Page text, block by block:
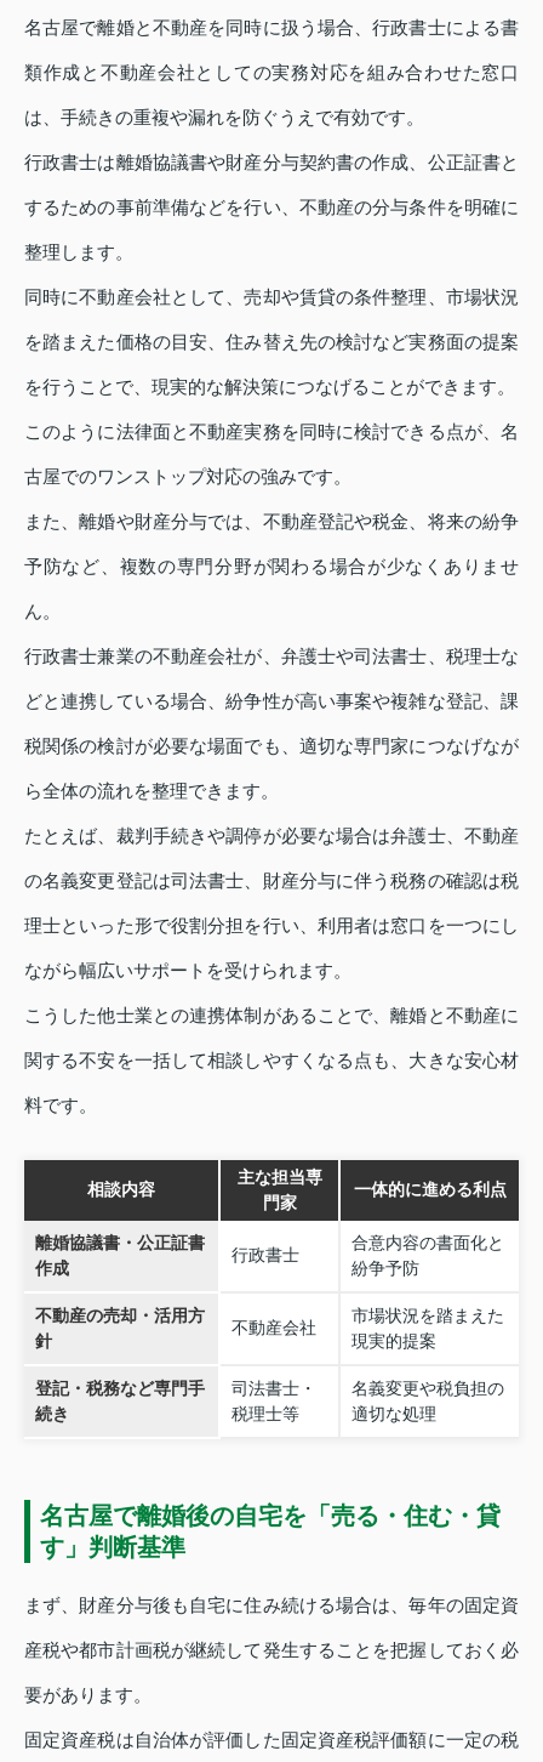
名古屋で離婚と不動産を同時に扱う場合、行政書士による書
類作成と不動産会社としての実務対応を組み合わせた窓口
は、手続きの重複や漏れを防ぐうえで有効です。
行政書士は離婚協議書や財産分与契約書の作成、公正証書と
するための事前準備などを行い、不動産の分与条件を明確に
整理します。
同時に不動産会社として、売却や賃貸の条件整理、市場状況
を踏まえた価格の目安、住み替え先の検討など実務面の提案
を行うことで、現実的な解決策につなげることができます。
このように法律面と不動産実務を同時に検討できる点が、名
古屋でのワンストップ対応の強みです。
また、離婚や財産分与では、不動産登記や税金、将来の紛争
予防など、複数の専門分野が関わる場合が少なくありませ
ん。
行政書士兼業の不動産会社が、弁護士や司法書士、税理士な
どと連携している場合、紛争性が高い事案や複雑な登記、課
税関係の検討が必要な場面でも、適切な専門家につなげなが
ら全体の流れを整理できます。
たとえば、裁判手続きや調停が必要な場合は弁護士、不動産
の名義変更登記は司法書士、財産分与に伴う税務の確認は税
理士といった形で役割分担を行い、利用者は窓口を一つにし
ながら幅広いサポートを受けられます。
こうした他士業との連携体制があることで、離婚と不動産に
関する不安を一括して相談しやすくなる点も、大きな安心材
料です。
相談内容
主な担当専
門家
一体的に進める利点
離婚協議書・公正証書
作成
行政書士
合意内容の書面化と
紛争予防
不動産の売却・活用方
針
不動産会社
市場状況を踏まえた
現実的提案
登記・税務など専門手
続き
司法書士・
税理士等
名義変更や税負担の
適切な処理
名古屋で離婚後の自宅を「売る・住む・貸
す」判断基準
まず、財産分与後も自宅に住み続ける場合は、毎年の固定資
産税や都市計画税が継続して発生することを把握しておく必
要があります。
固定資産税は自治体が評価した固定資産税評価額に一定の税